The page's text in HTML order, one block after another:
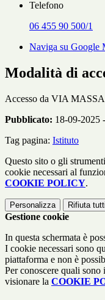
Telefono
06 455 90 500/1
Naviga su Google
Modalità di
Accesso da VIA
Pubblicato: 18-09-2025 -
Tag pagina: Istituto
Questo sito o gli
cookie necessari al
COOKIE POLICY.
Personalizza Rifiuta tutti
Gestione cookie
In questa schermata è
I cookie necessari sono
piattaforma e non è
Per conoscere quali
visionare la COOKIE